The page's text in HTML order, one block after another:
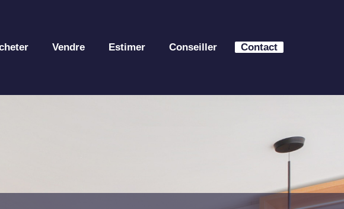
Vendre Estimer Conseiller Contact